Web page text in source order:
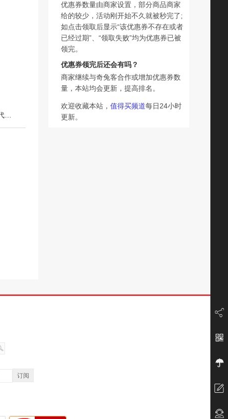
优惠券数量由商家设置，部分商品商家
给的较少，活动刚开始不久就被秒完了;
如点击领取后显示“该优惠券不存在或者
已经过期”、“领取失败”均为优惠券已被
领完。
优惠券领完后还会有吗？
商家继续与奇兔客合作或增加优惠券数
量，本站均会更新，提高排名。
欢迎收藏本站， 值得买频道每日24小时
更新。